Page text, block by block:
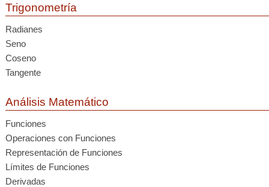
Trigonometría
Radianes
Seno
Coseno
Tangente
Análisis Matemático
Funciones
Operaciones con Funciones
Representación de Funciones
Límites de Funciones
Derivadas